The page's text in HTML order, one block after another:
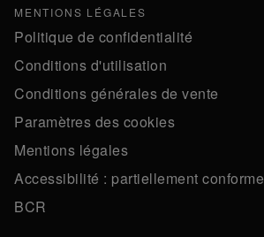
MENTIONS LÉGALES
Politique de confidentialité
Conditions d'utilisation
Conditions générales de vente
Paramètres des cookies
Mentions légales
Accessibilité : partiellement conforme
BCR